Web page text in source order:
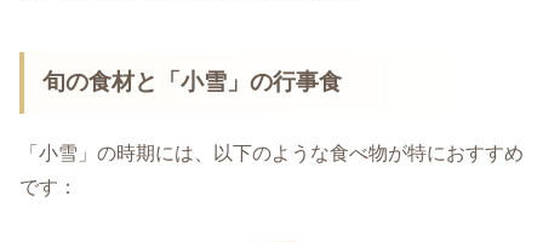
旬の食材と「小雪」の行事食
「小雪」の時期には、以下のような食べ物が特におすすめ
です：